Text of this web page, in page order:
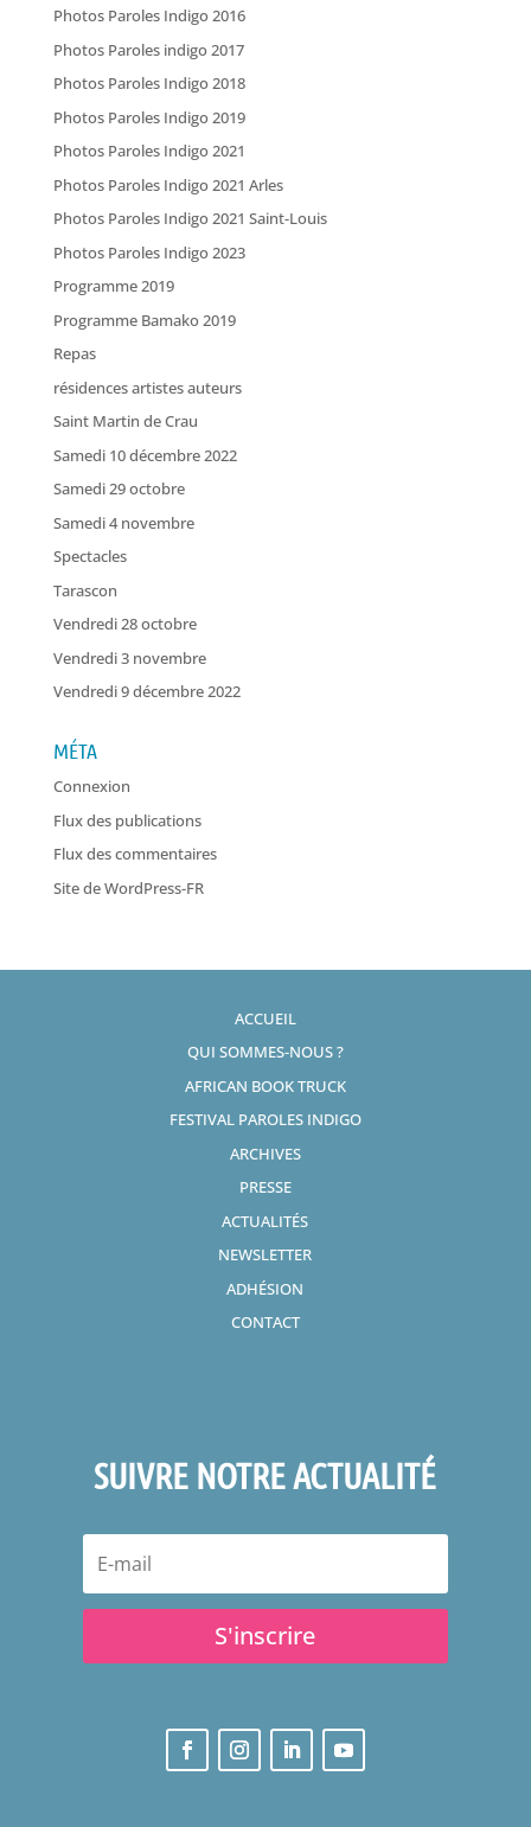
Photos Paroles Indigo 2016
Photos Paroles indigo 2017
Photos Paroles Indigo 2018
Photos Paroles Indigo 2019
Photos Paroles Indigo 2021
Photos Paroles Indigo 2021 Arles
Photos Paroles Indigo 2021 Saint-Louis
Photos Paroles Indigo 2023
Programme 2019
Programme Bamako 2019
Repas
résidences artistes auteurs
Saint Martin de Crau
Samedi 10 décembre 2022
Samedi 29 octobre
Samedi 4 novembre
Spectacles
Tarascon
Vendredi 28 octobre
Vendredi 3 novembre
Vendredi 9 décembre 2022
MÉTA
Connexion
Flux des publications
Flux des commentaires
Site de WordPress-FR
ACCUEIL
QUI SOMMES-NOUS ?
AFRICAN BOOK TRUCK
FESTIVAL PAROLES INDIGO
ARCHIVES
PRESSE
ACTUALITÉS
NEWSLETTER
ADHÉSION
CONTACT
SUIVRE NOTRE ACTUALITÉ
S'inscrire